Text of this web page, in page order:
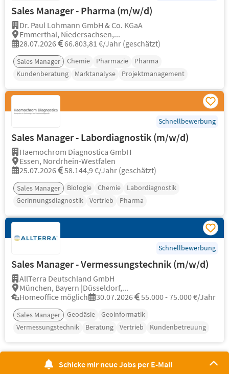
Sales Manager - Pharma (m/w/d)
Dr. Paul Lohmann GmbH & Co. KGaA
Emmerthal, Niedersachsen,...
28.07.2026
66.803,81 €/Jahr (geschätzt)
Sales Manager Chemie Pharmazie
Pharma
Kundenberatung
Marktanalyse Projektmanagement
Schnellbewerbung
Sales Manager - Labordiagnostik (m/w/d)
Haemochrom Diagnostica GmbH
Essen, Nordrhein-Westfalen
25.07.2026
58.144,9 €/Jahr (geschätzt)
Sales Manager Biologie Chemie
Labordiagnostik
Gerinnungsdiagnostik
Vertrieb Pharma
Schnellbewerbung
Sales Manager - Vermessungstechnik (m/w/d)
AllTerra Deutschland GmbH
München, Bayern |Düsseldorf,...
Homeoffice möglich
30.07.2026 55.000 - 75.000 €/Jahr
Sales Manager Geodäsie
Geoinformatik
Vermessungstechnik
Beratung Vertrieb Kundenbetreuung
Schicke mir neue Jobs per E-Mail